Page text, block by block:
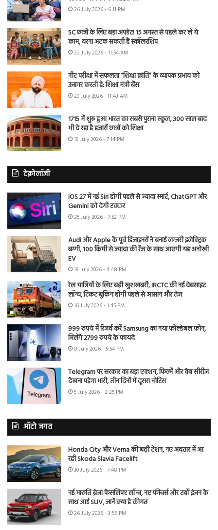
26 July 2026 - 6:11 PM
SC छात्रों के लिए बड़ा अपडेट! 15 अगस्त से पहले कर लें ये
काम, वरना अटक सकती है स्कॉलरशिप
22 July 2026 - 11:54 AM
नीट परीक्षा में सफलता “शिक्षा क्रांति” के व्यापक प्रभाव को
उजागर करती है: शिक्षा मंत्री बैंस
20 July 2026 - 11:43 AM
1715 में शुरू हुआ भारत का सबसे पुराना स्कूल, 300 साल बाद
भी दे रहा है हजारों छात्रों को शिक्षा
19 July 2026 - 7:14 PM
टेक्नोलॉजी
iOS 27 में नई Siri होगी पहले से ज्यादा स्मार्ट, ChatGPT और
Gemini को देगी टक्कर
25 July 2026 - 7:52 PM
Audi और Apple के पूर्व डिजाइनरों ने बनाई लग्जरी इलेक्ट्रिक
बग्गी, 100 किमी से ज्यादा की रेंज के साथ आएगी यह अनोखी
EV
19 July 2026 - 4:48 PM
रेल यात्रियों के लिए बड़ी खुशखबरी, IRCTC की नई वेबसाइट
लॉन्च, टिकट बुकिंग होगी पहले से आसान और तेज
16 July 2026 - 1:45 PM
999 रुपये में रिजर्व करें Samsung का नया फोल्डेबल फोन,
मिलेंगे 2799 रुपये के फायदे
8 July 2026 - 5:54 PM
Telegram पर सरकार का बड़ा एक्शन, फिल्में और वेब सीरीज
देखना पड़ेगा भारी, तीन दिनों में दूसरा नोटिस
5 July 2026 - 2:25 PM
ऑटो जगत
Honda City और Verna की बढ़ी टेंशन, नए अवतार में आ
रही Skoda Slavia Facelift
30 July 2026 - 7:48 PM
नई मारुति ब्रेजा फेसलिफ्ट लॉन्च, नए फीचर्स और टर्बो इंजन के
साथ आई SUV, जानें क्या है कीमत
26 July 2026 - 3:56 PM